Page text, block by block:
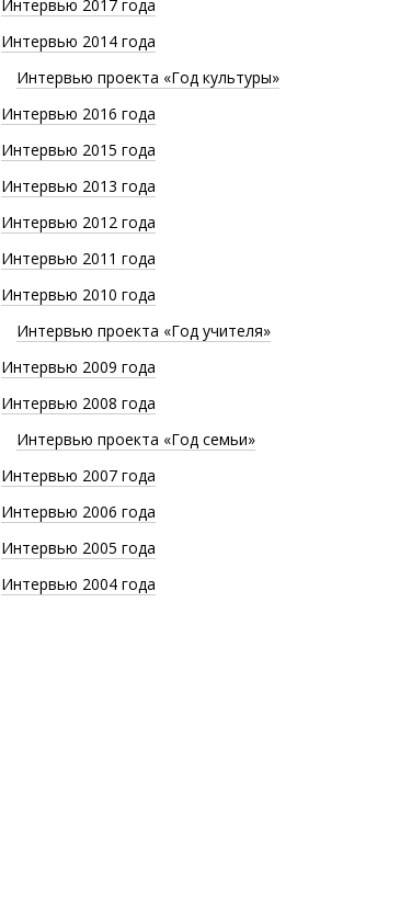
Интервью 2017 года
Интервью 2014 года
Интервью проекта «Год культуры»
Интервью 2016 года
Интервью 2015 года
Интервью 2013 года
Интервью 2012 года
Интервью 2011 года
Интервью 2010 года
Интервью проекта «Год учителя»
Интервью 2009 года
Интервью 2008 года
Интервью проекта «Год семьи»
Интервью 2007 года
Интервью 2006 года
Интервью 2005 года
Интервью 2004 года